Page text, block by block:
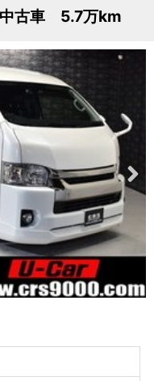
古車 5.7万km